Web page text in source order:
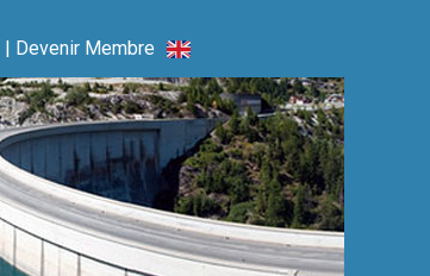
| Devenir Membre